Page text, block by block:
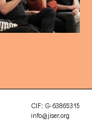
CIF: G-63865315
info@jiser.org